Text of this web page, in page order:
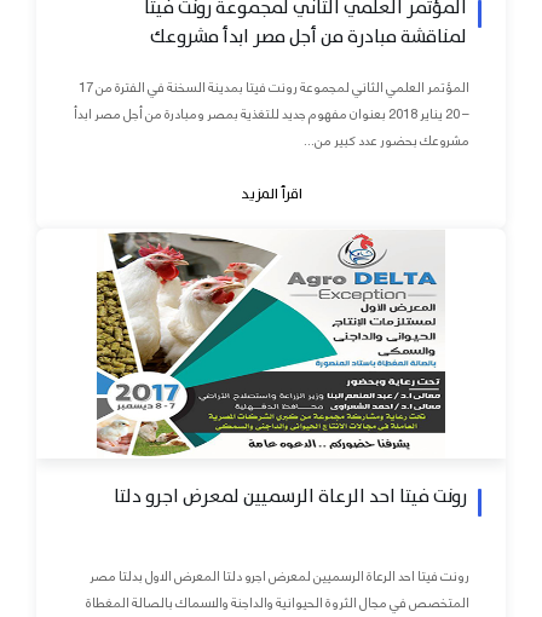
المؤتمر العلمي الثاني لمجموعة رونت فيتا
لمناقشة مبادرة من أجل مصر ابدأ مشروعك
المؤتمر العلمي الثاني لمجموعة رونت فيتا بمدينة السخنة في الفترة من 17
– 20 يناير 2018 بعنوان مفهوم جديد للتغذية بمصر ومبادرة من أجل مصر ابدأ
مشروعك بحضور عدد كبير من...
اقرأ المزيد
رونت فيتا احد الرعاة الرسميين لمعرض اجرو دلتا
رونت فيتا احد الرعاة الرسميين لمعرض اجرو دلتا المعرض الاول بدلتا مصر
المتخصص في مجال الثروة الحيوانية والداجنة والاسماك بالصالة المغطاة